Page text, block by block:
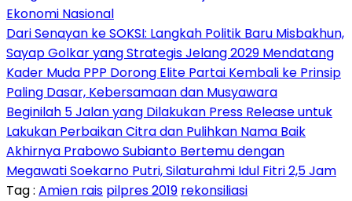
Ekonomi Nasional
Dari Senayan ke SOKSI: Langkah Politik Baru Misbakhun,
Sayap Golkar yang Strategis Jelang 2029 Mendatang
Kader Muda PPP Dorong Elite Partai Kembali ke Prinsip
Paling Dasar, Kebersamaan dan Musyawara
Beginilah 5 Jalan yang Dilakukan Press Release untuk
Lakukan Perbaikan Citra dan Pulihkan Nama Baik
Akhirnya Prabowo Subianto Bertemu dengan
Megawati Soekarno Putri, Silaturahmi Idul Fitri 2,5 Jam
Tag : Amien rais pilpres 2019 rekonsiliasi